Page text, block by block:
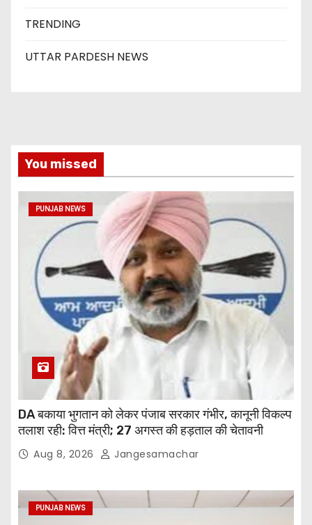
TRENDING
UTTAR PARDESH NEWS
You missed
PUNJAB NEWS
DA बकाया भुगतान को लेकर पंजाब सरकार गंभीर, कानूनी विकल्प
तलाश रही: वित्त मंत्री; 27 अगस्त की हड़ताल की चेतावनी
Aug 8, 2026 Jangesamachar
PUNJAB NEWS